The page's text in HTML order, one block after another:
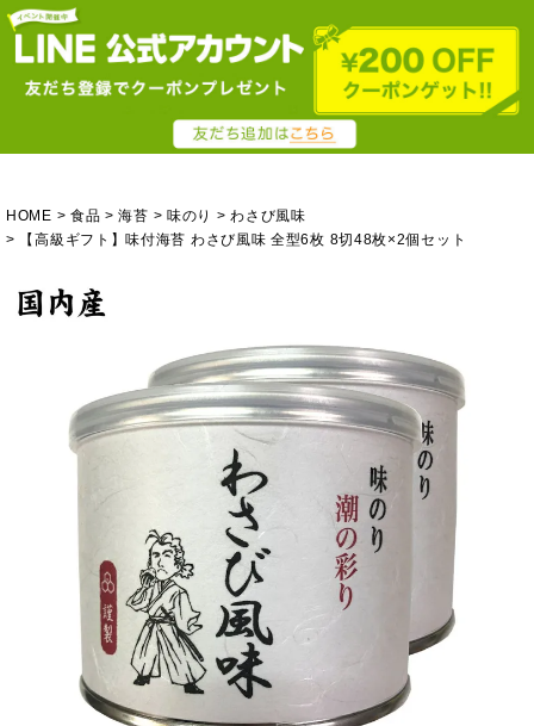
HOME 食品 海苔 味のり
わさび風味
【高級ギフト】味付海苔 わさび風味 全型6枚 8切48枚×2個セット